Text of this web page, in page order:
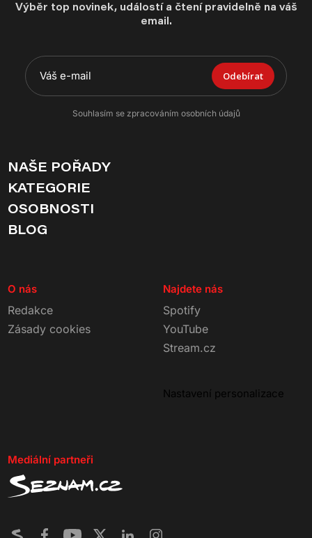
Výběr top novinek, událostí a čtení pravidelně na váš
email.
Odebírat
Souhlasím se zpracováním osobních údajů
NAŠE POŘADY
KATEGORIE
OSOBNOSTI
BLOG
O nás
Redakce
Zásady cookies
Najdete nás
Spotify
YouTube
Stream.cz
Nastavení personalizace
Mediální partneři